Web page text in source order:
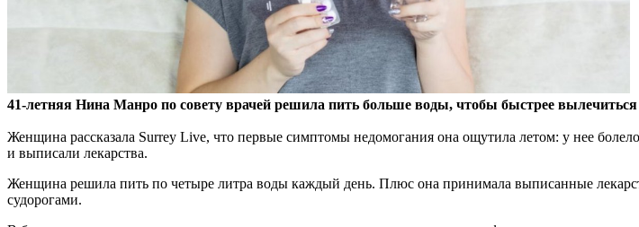
41-летняя Нина Манро по совету врачей решила пить больше воды, чтобы быстрее
Женщина рассказала Surrey Live, что первые симптомы недомогания она ощутила летом: у нее
и выписали лекарства.
Женщина решила пить по четыре литра воды каждый день. Плюс она принимала выписанные
судорогами.